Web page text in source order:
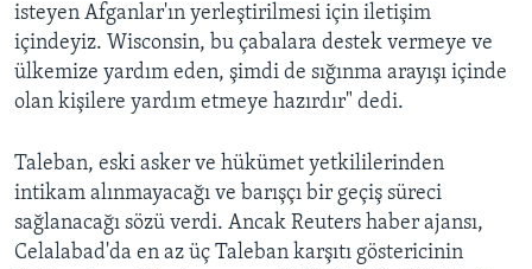
isteyen Afganlar'ın yerleştirilmesi için iletişim
içindeyiz. Wisconsin, bu çabalara destek vermeye ve
ülkemize yardım eden, şimdi de sığınma arayışı içinde
olan kişilere yardım etmeye hazırdır" dedi.
Taleban, eski asker ve hükümet yetkililerinden
intikam alınmayacağı ve barışçı bir geçiş süreci
sağlanacağı sözü verdi. Ancak Reuters haber ajansı,
Celalabad'da en az üç Taleban karşıtı göstericinin